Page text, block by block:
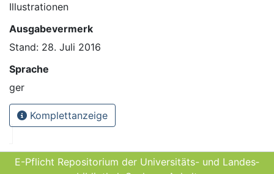
Illustrationen
Ausgabevermerk
Stand: 28. Juli 2016
Sprache
ger
Komplettanzeige
E-Pflicht Repositorium der Universitäts- und Landes­